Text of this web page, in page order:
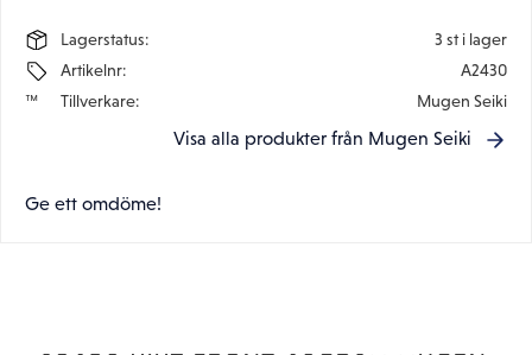
Lagerstatus
3 st i lager
Artikelnr
A2430
Tillverkare
Mugen Seiki
Visa alla produkter från Mugen Seiki
Ge ett omdöme!